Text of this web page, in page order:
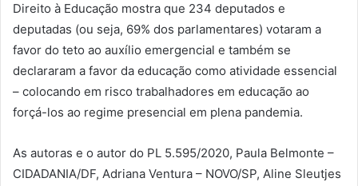
Direito à Educação mostra que 234 deputados e
deputadas (ou seja, 69% dos parlamentares) votaram a
favor do teto ao auxílio emergencial e também se
declararam a favor da educação como atividade essencial
– colocando em risco trabalhadores em educação ao
forçá-los ao regime presencial em plena pandemia.
As autoras e o autor do PL 5.595/2020, Paula Belmonte –
CIDADANIA/DF, Adriana Ventura – NOVO/SP, Aline Sleutjes